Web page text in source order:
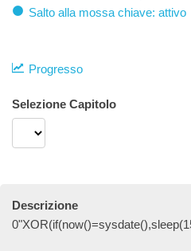
Salto alla mossa chiave: attivo
Progresso
Selezione Capitolo
Descrizione